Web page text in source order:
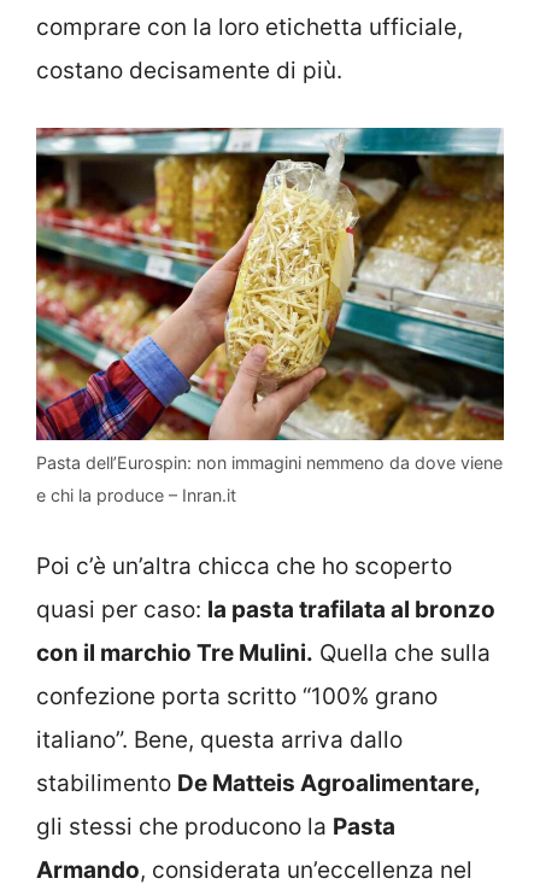
comprare con la loro etichetta ufficiale,
costano decisamente di più.
Pasta dell’Eurospin: non immagini nemmeno da dove viene
e chi la produce – Inran.it
Poi c’è un’altra chicca che ho scoperto
quasi per caso: la pasta trafilata al bronzo
con il marchio Tre Mulini. Quella che sulla
confezione porta scritto “100% grano
italiano”. Bene, questa arriva dallo
stabilimento De Matteis Agroalimentare,
gli stessi che producono la Pasta
Armando, considerata un’eccellenza nel